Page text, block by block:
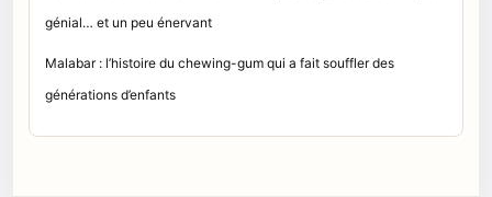
génial… et un peu énervant
Malabar : l’histoire du chewing-gum qui a fait souffler des
générations d’enfants